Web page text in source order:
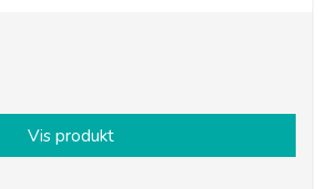
Vis produkt